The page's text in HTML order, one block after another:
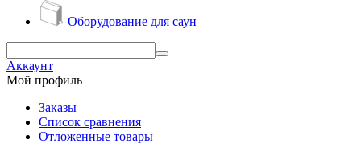
Оборудование для саун
Аккаунт
Мой профиль
Заказы
Список сравнения
Отложенные товары